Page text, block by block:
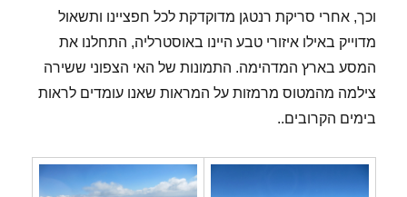
וכך, אחרי סריקת רנטגן מדוקדקת לכל חפציינו ותשאול
מדוייק באילו איזורי טבע היינו באוסטרליה, התחלנו את
המסע בארץ המדהימה. התמונות של האי הצפוני ששירה
צילמה מהמטוס מרמזות על המראות שאנו עומדים לראות
בימים הקרובים..